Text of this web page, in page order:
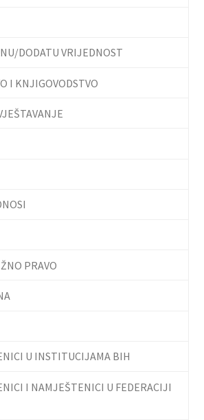
DODATU VRIJEDNOST
I KNJIGOVODSTVO
PRAVO
U INSTITUCIJAMA BIH
I NAMJEŠTENICI U FEDERACIJI